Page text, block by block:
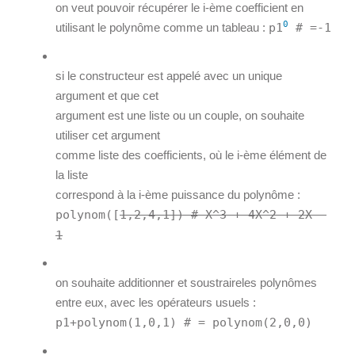
on veut pouvoir récupérer le i-ème coefficient en
utilisant le polynôme comme un tableau : p10 # =-1
si le constructeur est appelé avec un unique
argument et que cet
argument est une liste ou un couple, on souhaite
utiliser cet argument
comme liste des coefficients, où le i-ème élément de
la liste
correspond à la i-ème puissance du polynôme :
polynom([1,2,4,1]) # X^3 + 4X^2 + 2X –
1
on souhaite additionner et soustraireles polynômes
entre eux, avec les opérateurs usuels :
p1+polynom(1,0,1) # = polynom(2,0,0)